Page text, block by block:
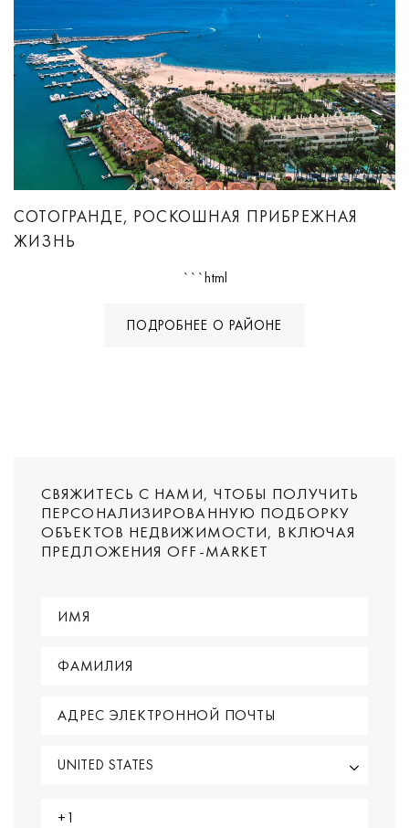
СОТОГРАНДЕ, РОСКОШНАЯ ПРИБРЕЖНАЯ
ЖИЗНЬ
```html
ПОДРОБНЕЕ О РАЙОНЕ
СВЯЖИТЕСЬ С НАМИ, ЧТОБЫ ПОЛУЧИТЬ
ПЕРСОНАЛИЗИРОВАННУЮ ПОДБОРКУ
ОБЪЕКТОВ НЕДВИЖИМОСТИ, ВКЛЮЧАЯ
ПРЕДЛОЖЕНИЯ OFF-MARKET